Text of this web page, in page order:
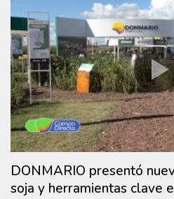
DONMARIO presentó
soja y herramientas clave